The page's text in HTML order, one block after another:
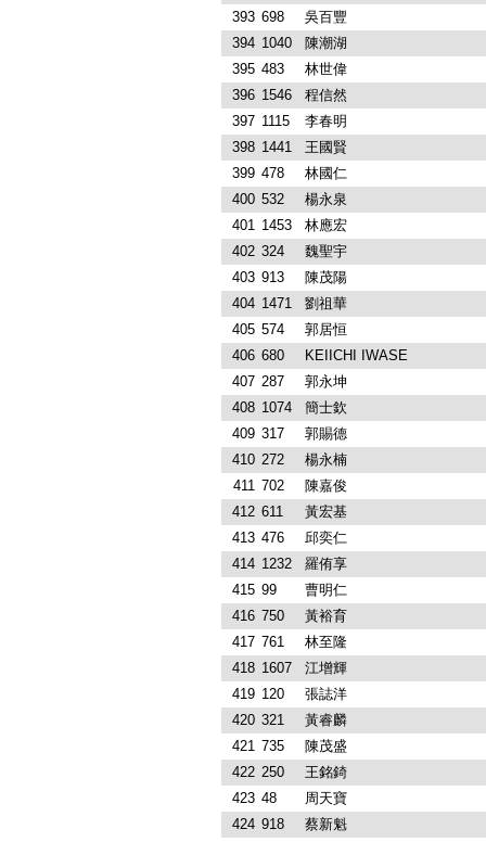
393 698
吳百豐
394 1040
陳潮湖
395 483
林世偉
396 1546
程信然
397 1115
李春明
398 1441
王國賢
399 478
林國仁
400 532
楊永泉
401 1453
林應宏
402 324
魏聖宇
403 913
陳茂陽
404 1471
劉祖華
405 574
郭居恒
406 680
KEIICHI IWASE
407 287
郭永坤
408 1074
簡士欽
409 317
郭賜德
410 272
楊永楠
411 702
陳嘉俊
412 611
黃宏基
413 476
邱奕仁
414 1232
羅侑享
415 99
曹明仁
416 750
黃裕育
417 761
林至隆
418 1607
江增輝
419 120
張誌洋
420 321
黃睿麟
421 735
陳茂盛
422 250
王銘錡
423 48
周天寶
424 918 蔡新魁